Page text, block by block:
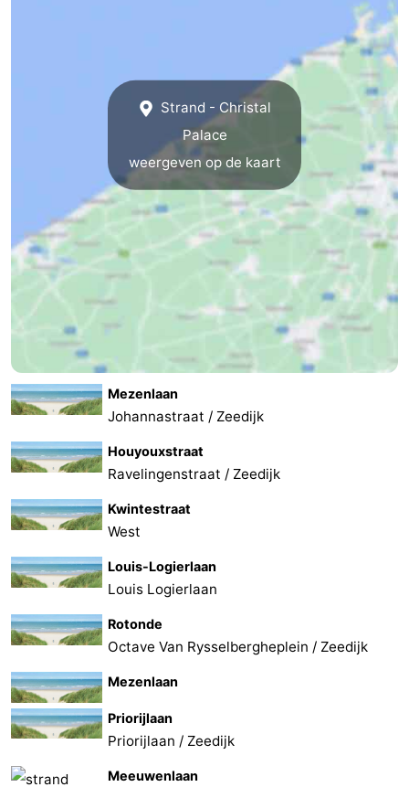
Strand - Christal
Palace
weergeven op de kaart
Mezenlaan
Johannastraat / Zeedijk
Houyouxstraat
Ravelingenstraat / Zeedijk
Kwintestraat
West
Louis-Logierlaan
Louis Logierlaan
Rotonde
Octave Van Rysselbergheplein / Zeedijk
Mezenlaan
Priorijlaan
Priorijlaan / Zeedijk
Meeuwenlaan